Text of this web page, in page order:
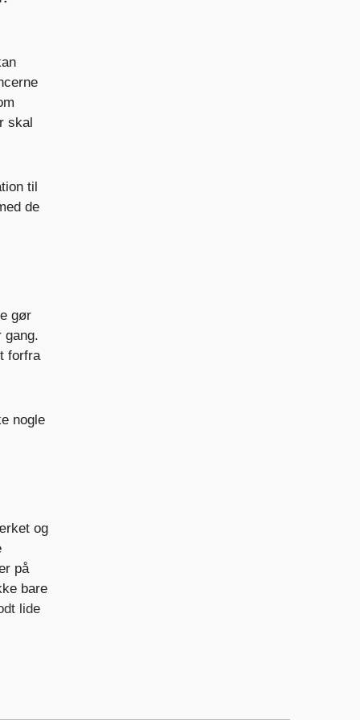
skal
til
de
gør
gang.
forfra
nogle
og
på
bare
lide